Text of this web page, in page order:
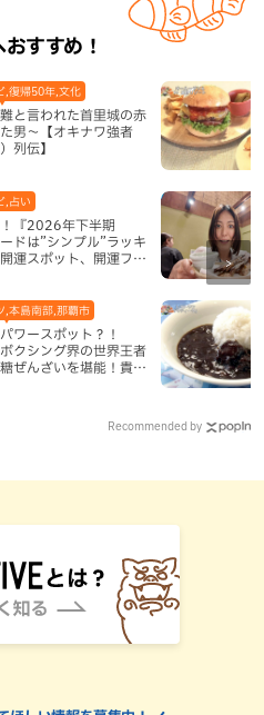
すすめ！
と言われた首里城の赤
男～【オキナワ強者
列伝】
,復帰50年,文化
『2026年下半期
ドは”シンプル”ラッキ
運スポット、開運フー
,占い
ワースポット？！
ボクシング界の世界王者
ぜんざいを堪能！貴重
,本島南部,那覇市
Recommended by